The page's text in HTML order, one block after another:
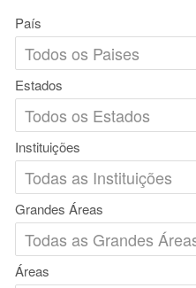
País
Estados
Instituições
Grandes Áreas
Áreas